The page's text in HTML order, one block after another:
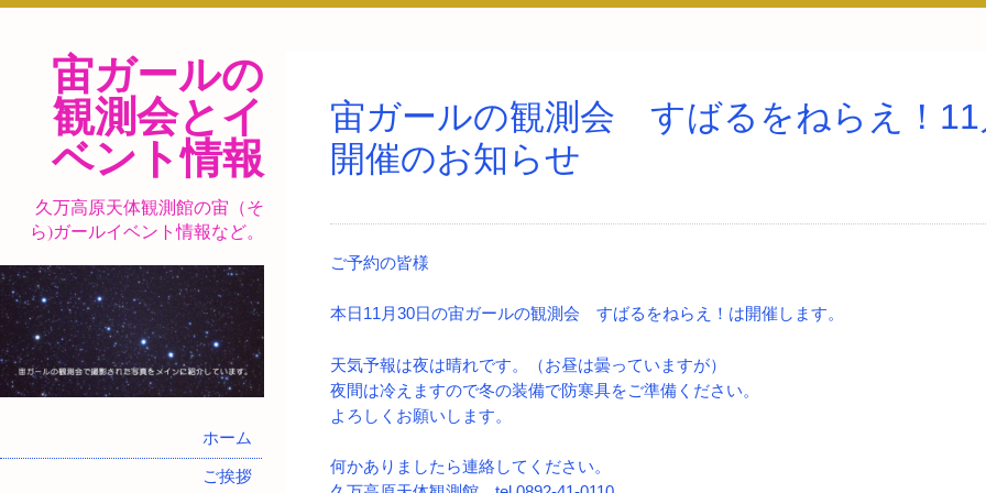
宙ガールの
観測会とイ
ベント情報
久万高原天体観測館の宙（そ
ら)ガールイベント情報など。
ホーム
ご挨拶
宙ガールの観測会 すばるをねらえ！11
開催のお知らせ
ご予約の皆様
本日11月30日の宙ガールの観測会 すばるをねらえ！は開催します。
天気予報は夜は晴れです。（お昼は曇っていますが）
夜間は冷えますので冬の装備で防寒具をご準備ください。
よろしくお願いします。
何かありましたら連絡してください。